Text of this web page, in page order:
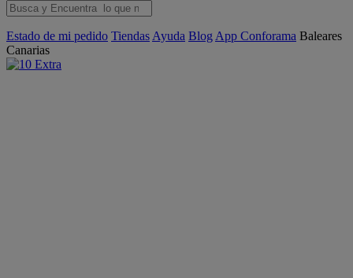
Estado de mi pedido Tiendas Ayuda Blog App Conforama Baleares
Canarias